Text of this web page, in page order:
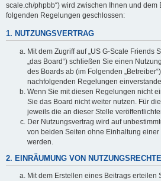
scale.ch/phpbb“) wird zwischen Ihnen und dem
folgenden Regelungen geschlossen:
1. NUTZUNGSVERTRAG
Mit dem Zugriff auf „US G-Scale Friends
„das Board“) schließen Sie einen
des Boards ab (im Folgenden
nachfolgenden Regelungen
Wenn Sie mit diesen Regelungen nicht
Sie das Board nicht weiter nutzen. Für
jeweils die an dieser Stelle
Der Nutzungsvertrag wird auf
von beiden Seiten ohne Einhaltung
werden.
2. EINRÄUMUNG VON
Mit dem Erstellen eines Beitrags erteilen